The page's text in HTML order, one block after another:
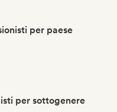
per paese
per sottogenere